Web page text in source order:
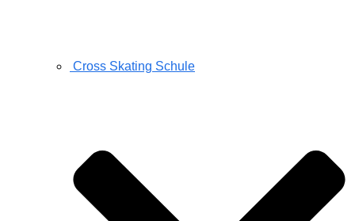
Cross Skating Schule